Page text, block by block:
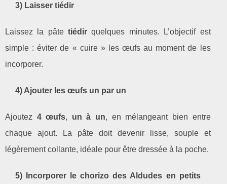
3) Laisser tiédir
Laissez la pâtetiédir quelques minutes. L’objectif est
simple : éviter de « cuire » les œufs au moment de les
incorporer.
4) Ajouter les œufs un par un
Ajoutez 4 œufs, un à un, en mélangeant bien entre
chaque ajout. La pâte doit devenir lisse, souple et
légèrement collante, idéale pour être dressée à la poche.
5) Incorporer le chorizo des Aldudes en petits